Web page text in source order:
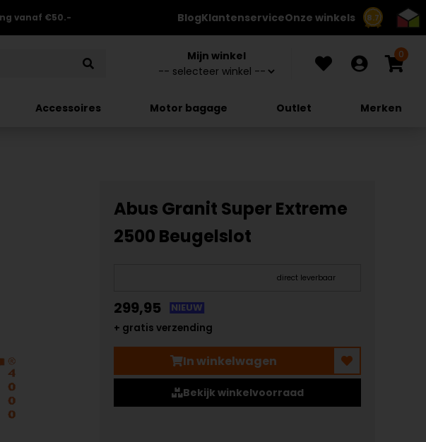
8.7
vanaf €50.- BlogKlantenserviceOnze winkels
Mijn winkel 0
Accessoires Motor bagage Outlet Merken
Abus Granit Super Extreme
2500 Beugelslot
direct leverbaar
299,95
NIEUW
+ gratis verzending
In winkelwagen
Bekijk winkelvoorraad